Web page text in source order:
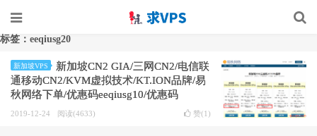
标签：eeqiusg20
新加坡VPS
新加坡CN2 GIA/三网CN2/电信联
通移动CN2/KVM虚拟技术/KT.ION品牌/易
秋网络下单/优惠码eeqiusg10/优惠码
eeqiusg20
2019-12-24 阅读(4633) 赞(1 )